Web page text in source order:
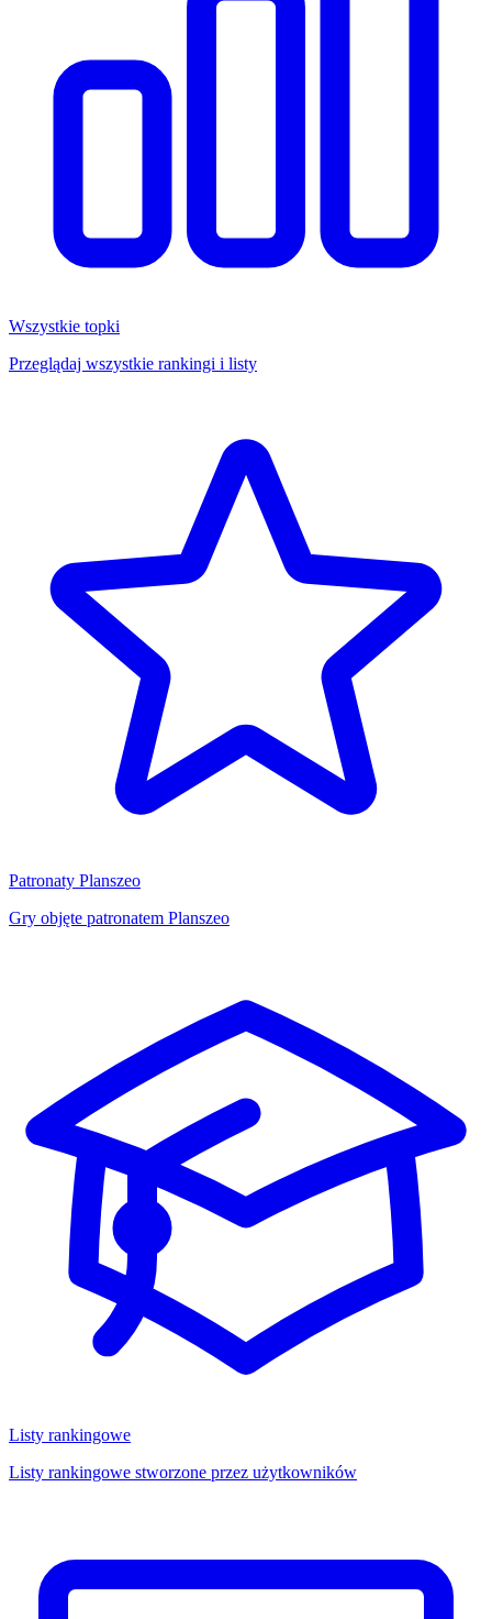
Wszystkie topki
Przeglądaj wszystkie rankingi i listy
Patronaty Planszeo
Gry objęte patronatem Planszeo
Listy rankingowe
Listy rankingowe stworzone przez użytkowników